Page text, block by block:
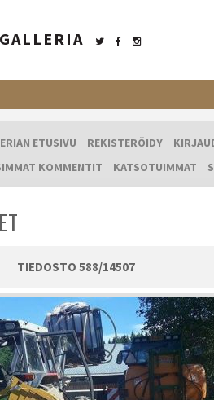
GALLERIA
ETUSIVU REKISTERÖIDY
KOMMENTIT KATSOTUIMMAT
TIEDOSTO 588/14507